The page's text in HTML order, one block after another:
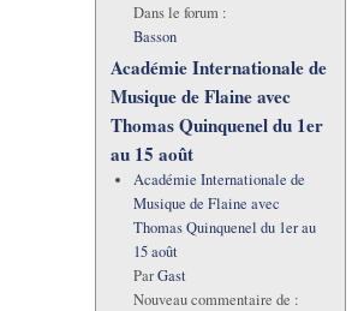
Dans le forum :
Basson
Académie Internationale de
Musique de Flaine avec
Thomas Quinquenel du 1er
au 15 août
Académie Internationale de
Musique de Flaine avec
Thomas Quinquenel du 1er au
15 août
ParGast
Nouveau commentaire de :